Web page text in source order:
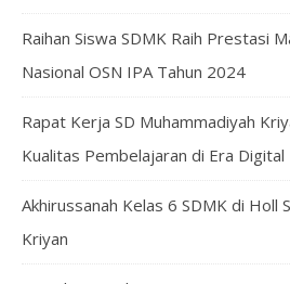
Raihan Siswa SDMK Raih Prestasi
Nasional OSN IPA Tahun 2024
Rapat Kerja SD Muhammadiyah
Kualitas Pembelajaran di Era Digital
Akhirussanah Kelas 6 SDMK di Holl
Kriyan